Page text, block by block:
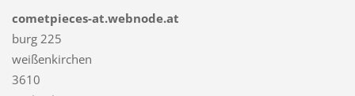
cometpieces-at.webnode.at
burg 225
weißenkirchen
3610